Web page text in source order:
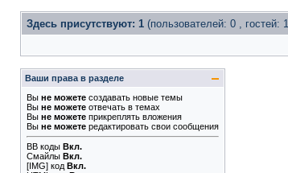
Здесь присутствуют: 1 (пользователей: 0 , гостей:
Ваши права в разделе
Вы не можете создавать новые темы
Вы не можете отвечать в темах
Вы не можете прикреплять вложения
Вы не можете редактировать свои сообщения
BB коды Вкл.
Смайлы Вкл.
[IMG] код Вкл.